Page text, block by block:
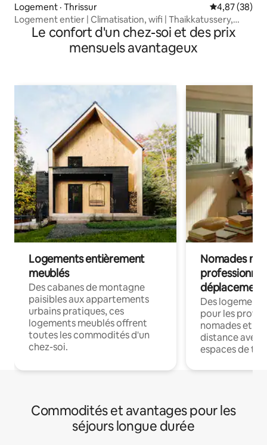
Logement · Thrissur Note
4,87 (38)
Logement entier | Climatisation, wifi | Thaikkatussery,
ThrissurLe confort d'un chez-soi et des prix
mensuels avantageux
Logements entièrement
meublés
Des cabanes de montagne
paisibles aux appartements
urbains pratiques, ces
logements meublés offrent
toutes les commodités d'un
chez-soi.
Nomades
déplacement
Des
pour les
nomades et
distance avec
espaces de
Commodités et avantages pour les
séjours longue durée